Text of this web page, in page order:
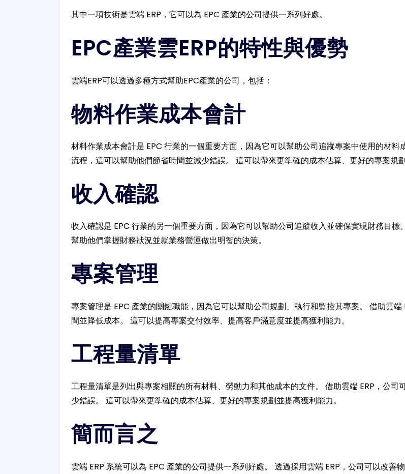
其中一項技術是雲端 ERP，它可以為 EPC 產業的公司提供一系列好處。
EPC產業雲ERP的特性與優勢
雲端ERP可以透過多種方式幫助EPC產業的公司，包括：
物料作業成本會計
材料作業成本會計是 EPC 行業的一個重要方面，因為它可以幫助公司追蹤專案中使用的材
流程，這可以幫助他們節省時間並減少錯誤。 這可以帶來更準確的成本估算、更好的專案規
收入確認
收入確認是 EPC 行業的另一個重要方面，因為它可以幫助公司追蹤收入並確保實現財務目
幫助他們掌握財務狀況並就業務營運做出明智的決策。
專案管理
專案管理是 EPC 產業的關鍵職能，因為它可以幫助公司規劃、執行和監控其專案。 借助雲
間並降低成本。 這可以提高專案交付效率、提高客戶滿意度並提高獲利能力。
工程量清單
工程量清單是列出與專案相關的所有材料、勞動力和其他成本的文件。 借助雲端 ERP，公
少錯誤。 這可以帶來更準確的成本估算、更好的專案規劃並提高獲利能力。
簡而言之
雲端 ERP 系統可以為 EPC 產業的公司提供一系列好處。 透過採用雲端 ERP，公司可以改